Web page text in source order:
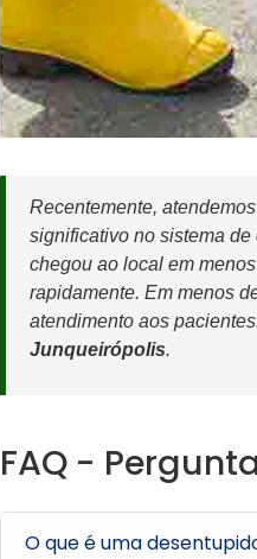
Recentemente,
significativo no sistema
chegou ao local em
rapidamente. Em menos
atendimento aos
Junqueirópolis.
FAQ -
O que é uma